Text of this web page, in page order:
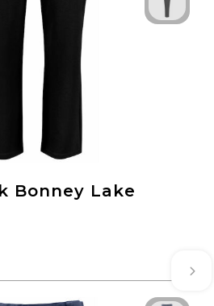
Bonney Lake